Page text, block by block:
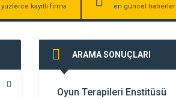
yüzlerce kayıtlı firma en güncel haberler
ARAMA SONUÇLARI
Oyun Terapileri Enstitüsü